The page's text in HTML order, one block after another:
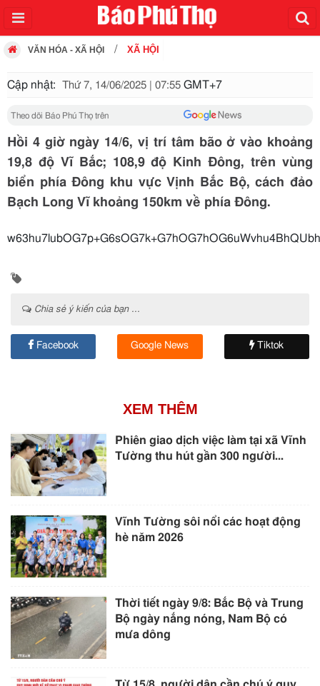
VĂN HÓA - XÃ HỘI XÃ HỘI
Cập nhật: Thứ 7, 14/06/2025 | 07:55 GMT+7
Theo dõi Báo Phú Thọ trên
Hồi 4 giờ ngày 14/6, vị trí tâm bão ở vào khoảng
19,8 độ Vĩ Bắc; 108,9 độ Kinh Đông, trên vùng
biển phía Đông khu vực Vịnh Bắc Bộ, cách đảo
Bạch Long Vĩ khoảng 150km về phía Đông.
Chia sẻ ý kiến của bạn ...
Facebook Google News Tiktok
XEM THÊM
Phiên giao dịch việc làm tại xã Vĩnh
Tường thu hút gần 300 người...
Vĩnh Tường sôi nổi các hoạt động
hè năm 2026
Thời tiết ngày 9/8: Bắc Bộ và Trung
Bộ ngày nắng nóng, Nam Bộ có
mưa dông